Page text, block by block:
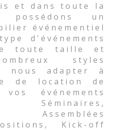
et dans toute la
possédons un
événementiel
d'événements
toute taille et
styles
nous adapter à
de location de
événements
Séminaires,
Assemblées
Kick-off